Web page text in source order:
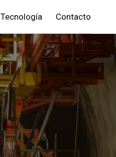
Tecnología Contacto